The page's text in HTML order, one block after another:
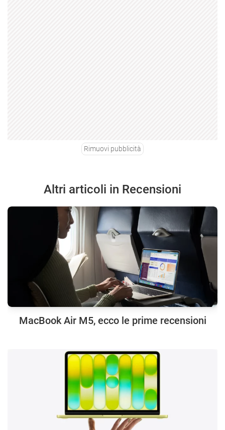
Rimuovi pubblicità
Altri articoli in Recensioni
MacBook Air M5, ecco le prime recensioni